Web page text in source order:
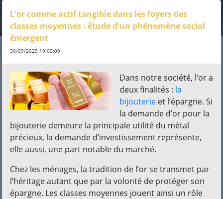
L'or comme actif tangible dans les foyers des
classes moyennes : étude d'un phénomène social
émergent
30/09/2025 19:00:00
Dans notre société, l’or a
deux finalités : la
bijouterie et l’épargne. Si
la demande d’or pour la
bijouterie demeure la principale utilité du métal
précieux, la demande d’investissement représente,
elle aussi, une part notable du marché.
Chez les ménages, la tradition de l’or se transmet par
l’héritage autant que par la volonté de protéger son
épargne. Les classes moyennes jouent ainsi un rôle